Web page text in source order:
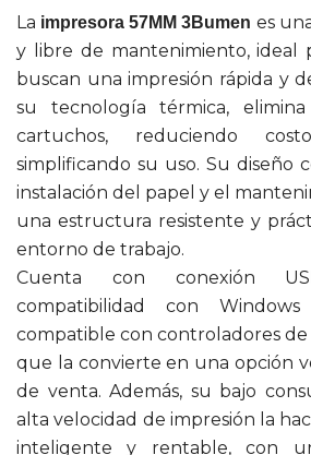
La impresora 57MM 3Bumen es
y libre de mantenimiento, ideal
buscan una impresión rápida y
su tecnología térmica,
cartuchos, reduciendo
simplificando su uso. Su diseño
instalación del papel y el
una estructura resistente y
entorno de trabajo.
Cuenta con conexión
compatibilidad con
compatible con controladores de
que la convierte en una opción
de venta. Además, su bajo
alta velocidad de impresión la
inteligente y rentable, con